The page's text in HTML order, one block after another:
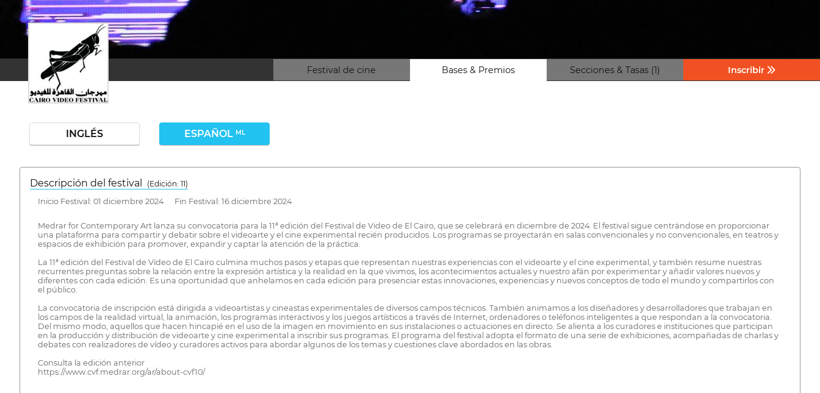
Festival de cine Bases & Premios Secciones & Tasas (1) Inscribir
INGLÉS ESPAÑOL ML
Descripción del festival
( Edición: 11)
Inicio Festival: 01 diciembre 2024 Fin Festival: 16 diciembre 2024
Medrar for Contemporary Art lanza su convocatoria para la 11ª edición del Festival de Video de El Cairo, que se celebrará en diciembre de 2024. El festival sigue centrándose en proporcionar
una plataforma para compartir y debatir sobre el videoarte y el cine experimental recién producidos. Los programas se proyectarán en salas convencionales y no convencionales, en teatros y
espacios de exhibición para promover, expandir y captar la atención de la práctica.
La 11ª edición del Festival de Vídeo de El Cairo culmina muchos pasos y etapas que representan nuestras experiencias con el videoarte y el cine experimental, y también resume nuestras
recurrentes preguntas sobre la relación entre la expresión artística y la realidad en la que vivimos, los acontecimientos actuales y nuestro afán por experimentar y añadir valores nuevos y
diferentes con cada edición. Es una oportunidad que anhelamos en cada edición para presenciar estas innovaciones, experiencias y nuevos conceptos de todo el mundo y compartirlos con
el público.
La convocatoria de inscripción está dirigida a videoartistas y cineastas experimentales de diversos campos técnicos. También animamos a los diseñadores y desarrolladores que trabajan en
los campos de la realidad virtual, la animación, los programas interactivos y los juegos artísticos a través de Internet, ordenadores o teléfonos inteligentes a que respondan a la convocatoria.
Del mismo modo, aquellos que hacen hincapié en el uso de la imagen en movimiento en sus instalaciones o actuaciones en directo. Se alienta a los curadores e instituciones que participan
en la producción y distribución de videoarte y cine experimental a inscribir sus programas. El programa del festival adopta el formato de una serie de exhibiciones, acompañadas de charlas y
debates con realizadores de vídeo y curadores activos para abordar algunos de los temas y cuestiones clave abordados en las obras.
Consulta la edición anterior
https://www.cvf.medrar.org/ar/about-cvf10/